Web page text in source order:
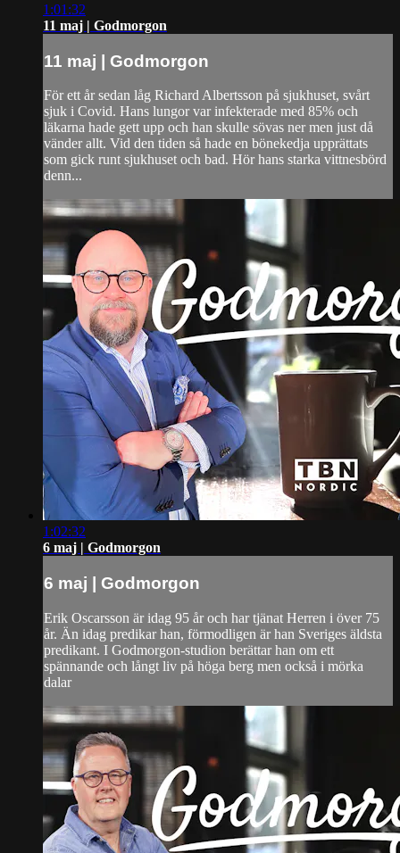
1:01:32
11 maj | Godmorgon
11 maj | Godmorgon
För ett år sedan låg Richard Albertsson på sjukhuset, svårt
sjuk i Covid. Hans lungor var infekterade med 85% och
läkarna hade gett upp och han skulle sövas ner men just då
vänder allt. Vid den tiden så hade en bönekedja upprättats
som gick runt sjukhuset och bad. Hör hans starka vittnesbörd
denn...
1:02:32
6 maj | Godmorgon
6 maj | Godmorgon
Erik Oscarsson är idag 95 år och har tjänat Herren i över 75
år. Än idag predikar han, förmodligen är han Sveriges äldsta
predikant. I Godmorgon-studion berättar han om ett
spännande och långt liv på höga berg men också i mörka
dalar